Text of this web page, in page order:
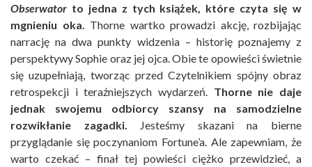
Obserwator to jedna z tych książek, które czyta się w
mgnieniu oka. Thorne wartko prowadzi akcję, rozbijając
narrację na dwa punkty widzenia – historię poznajemy z
perspektywy Sophie oraz jej ojca. Obie te opowieści świetnie
się uzupełniają, tworząc przed Czytelnikiem spójny obraz
retrospekcji i teraźniejszych wydarzeń. Thorne nie daje
jednak swojemu odbiorcy szansy na samodzielne
rozwikłanie zagadki. Jesteśmy skazani na bierne
przyglądanie się poczynaniom Fortune’a. Ale zapewniam, że
warto czekać – finał tej powieści ciężko przewidzieć, a